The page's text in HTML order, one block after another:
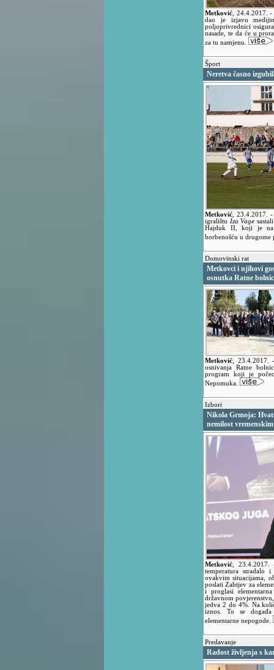
Metković 24.4.2017. -
dao je izjavu
poljoprivrednici
nasade, te da će u
za tu namjenu.
Šport
Neretva časno
Metković ,23.4.2017.-
igralištu Iza Vage
Hajduk II, koji je na
borbenošću u
Domovinski rat
Metkovci i njihovi
osnutka Ratne
Metković 23.4.2017.
osnivanja Ratne
program koji je
Nepomuka.
Izbori
Nikola Grmoja:
nemilost
Metković 23.4.2017.
temperatura stradalo
ovakvim situacijama,
poslati Zahtjev za
i proglasi
državnom
jedva 2 do 4%. Na
iznos. To se događa
elementarne nepogode.
Predavanje
Radost življenja s